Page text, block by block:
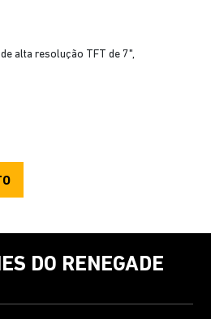
alta resolução TFT de 7",
DO RENEGADE